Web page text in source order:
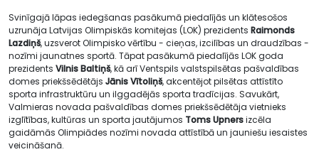
Svinīgajā lāpas iedegšanas pasākumā piedalījās un klātesošos
uzrunāja Latvijas Olimpiskās komitejas (LOK) prezidents Raimonds
Lazdiņš, uzsverot Olimpisko vērtību - cieņas, izcilības un draudzības -
nozīmi jaunatnes sportā. Tāpat pasākumā piedalījās LOK goda
prezidents Vilnis Baltiņš, kā arī Ventspils valstspilsētas pašvaldības
domes priekšsēdētājs Jānis Vītoliņš, akcentējot pilsētas attīstīto
sporta infrastruktūru un ilggadējās sporta tradīcijas. Savukārt,
Valmieras novada pašvaldības domes priekšsēdētāja vietnieks
izglītības, kultūras un sporta jautājumos Toms Upnersizcēla
gaidāmās Olimpiādes nozīmi novada attīstībā un jauniešu iesaistes
veicināšanā.